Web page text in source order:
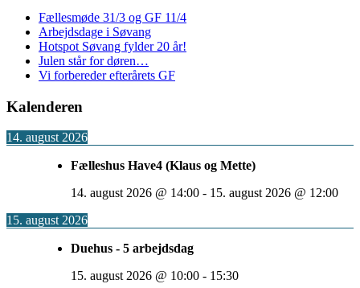
Fællesmøde 31/3 og GF 11/4
Arbejdsdage i Søvang
Hotspot Søvang fylder 20 år!
Julen står for døren…
Vi forbereder efterårets GF
Kalenderen
14. august 2026
Fælleshus Have4 (Klaus og Mette)
14. august 2026 @ 14:00 - 15. august 2026 @ 12:00
15. august 2026
Duehus - 5 arbejdsdag
15. august 2026 @ 10:00 - 15:30